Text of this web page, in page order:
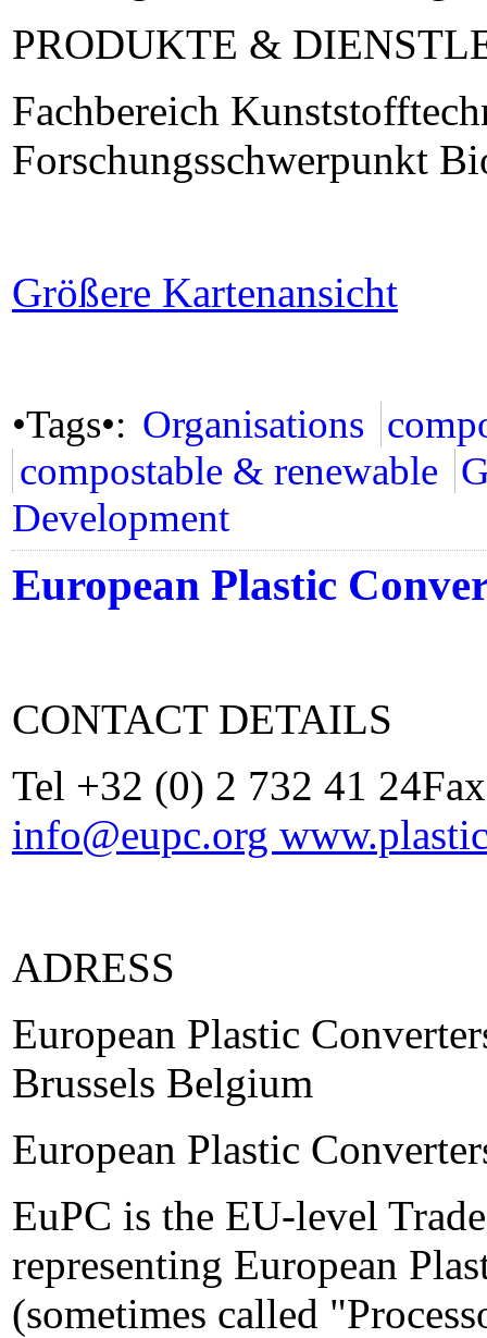
PRODUKTE &
Fachbereich
Forschungsschwerpunkt
Größere Kartenansicht
•Tags•: Organisations
compostable & renewable
Development
European Plastic
CONTACT DETAILS
Tel +32 (0) 2 732 41
info@eupc.org
ADRESS
European Plastic
Brussels Belgium
European Plastic
EuPC is the EU-level
representing European
(sometimes called